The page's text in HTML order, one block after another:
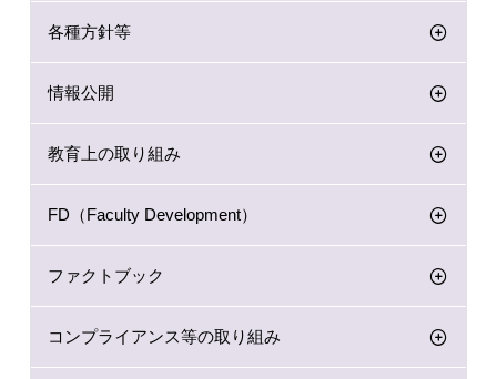
各種方針等
情報公開
教育上の取り組み
FD（Faculty Development）
ファクトブック
コンプライアンス等の取り組み